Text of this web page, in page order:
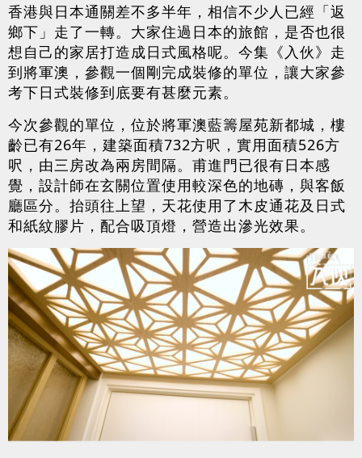
香港與日本通關差不多半年，相信不少人已經「返
鄉下」走了一轉。大家住過日本的旅館，是否也很
想自己的家居打造成日式風格呢。今集《入伙》走
到將軍澳，參觀一個剛完成裝修的單位，讓大家參
考下日式裝修到底要有甚麼元素。
今次參觀的單位，位於將軍澳藍籌屋苑新都城，樓
齡已有26年，建築面積732方呎，實用面積526方
呎，由三房改為兩房間隔。甫進門已很有日本感
覺，設計師在玄關位置使用較深色的地磚，與客飯
廳區分。抬頭往上望，天花使用了木皮通花及日式
和紙紋膠片，配合吸頂燈，營造出滲光效果。